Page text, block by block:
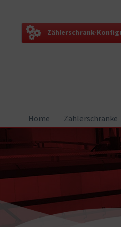
Zählerschrank-
Home Zählerschränke